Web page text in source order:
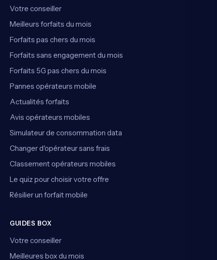
Votre conseiller
Meilleurs forfaits du mois
Forfaits pas chers du mois
Forfaits sans engagement du mois
Forfaits 5G pas chers du mois
Pannes opérateurs mobile
Actualités forfaits
Avis opérateurs mobiles
Simulateur de consommation data
Changer d'opérateur sans frais
Classement opérateurs mobiles
Le quiz pour choisir votre offre
Résilier un forfait mobile
GUIDES BOX
Votre conseiller
Meilleures box du mois